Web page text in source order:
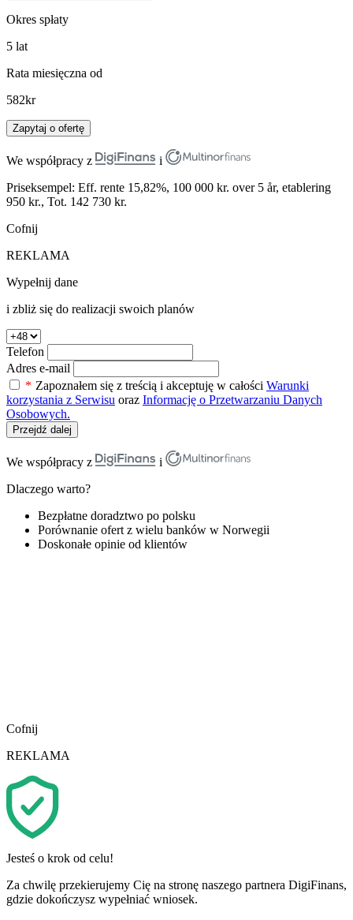
Okres spłaty
5 lat
Rata miesięczna od
582kr
Zapytaj o ofertę
We współpracy z
i
Priseksempel: Eff. rente 15,82%, 100 000 kr. over 5 år, etablering
950 kr., Tot. 142 730 kr.
Cofnij
REKLAMA
Wypełnij dane
i zbliż się do realizacji swoich planów
Telefon
Adres e-mail
* Zapoznałem się z treścią i akceptuję w całości Warunki
korzystania z Serwisu oraz Informację o Przetwarzaniu Danych
Osobowych.
Przejdź dalej
We współpracy z
i
Dlaczego warto?
Bezpłatne doradztwo po polsku
Porównanie ofert z wielu banków w Norwegii
Doskonałe opinie od klientów
Cofnij
REKLAMA
Jesteś o krok od celu!
Za chwilę przekierujemy Cię na stronę naszego partnera DigiFinans,
gdzie dokończysz wypełniać wniosek.